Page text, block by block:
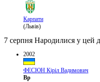
Карпати
(Львів)
7 серпня Народилися у цей
2002
ФЕСЮН Кіріл Вадимович
Вр